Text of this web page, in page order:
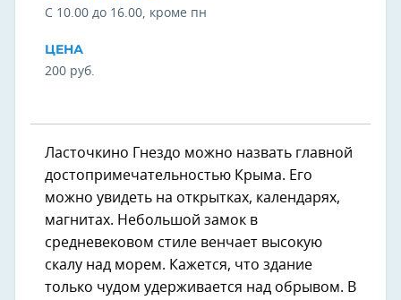
С 10.00 до 16.00, кроме пн
ЦЕНА
200 руб.
Ласточкино Гнездо можно назвать главной
достопримечательностью Крыма. Его
можно увидеть на открытках, календарях,
магнитах. Небольшой замок в
средневековом стиле венчает высокую
скалу над морем. Кажется, что здание
только чудом удерживается над обрывом. В